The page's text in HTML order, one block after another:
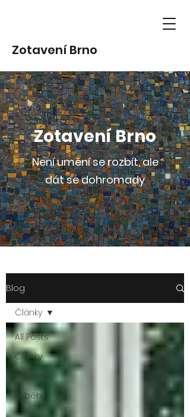
Zotavení Brno
Zotavení Brno
Není umění se rozbít, ale
dát se dohromady
Blog
All Posts
Články
Aktuálně
Příběhy
Články